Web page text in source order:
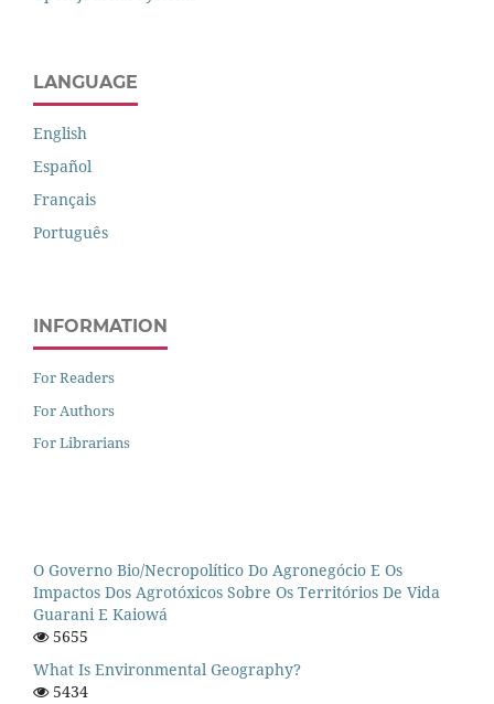
LANGUAGE
English
Español
Français
Português
INFORMATION
For Readers
For Authors
For Librarians
O Governo Bio/necropolítico Do Agronegócio E Os
Impactos Dos Agrotóxicos Sobre Os Territórios De Vida
Guarani E Kaiowá
5655
What Is Environmental Geography?
5434